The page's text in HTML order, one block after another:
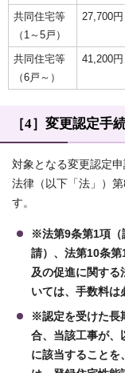
共同住宅等
（1～5戸）
27,700円
共同住宅等
（6戸～）
41,200円
［4］変更認定手
対象となる変更認定
法律（以下「法」）
す。
※法第9条第1項（
請）、法第10条
及の促進に関する
いては、手数料は
※認定を受けた長
合、当該工事が、
に該当することを